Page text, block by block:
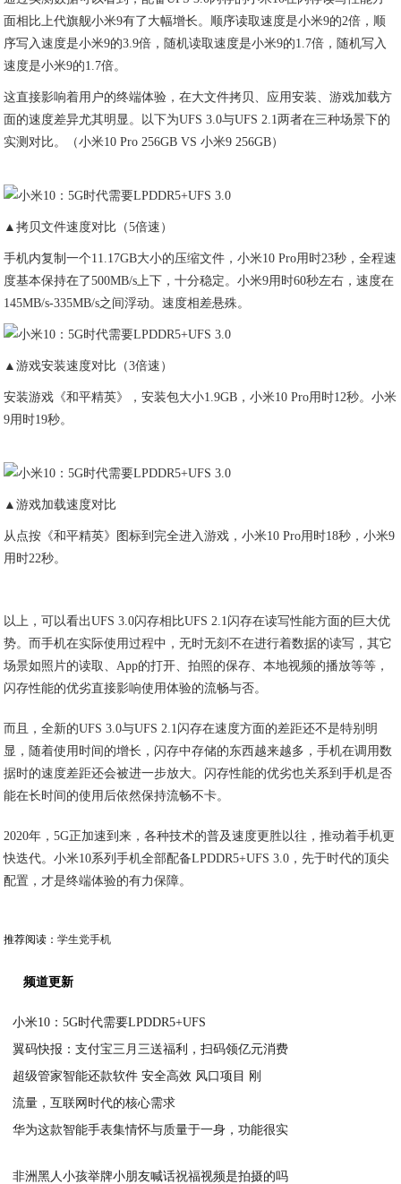
面相比上代旗舰小米9有了大幅增长。顺序读取速度是小米9的2倍，顺
序写入速度是小米9的3.9倍，随机读取速度是小米9的1.7倍，随机写入
速度是小米9的1.7倍。
这直接影响着用户的终端体验，在大文件拷贝、应用安装、游戏加载方
面的速度差异尤其明显。以下为UFS 3.0与UFS 2.1两者在三种场景下的
实测对比。（小米10 Pro 256GB VS 小米9 256GB）
▲拷贝文件速度对比（5倍速）
手机内复制一个11.17GB大小的压缩文件，小米10 Pro用时23秒，全程速
度基本保持在了500MB/s上下，十分稳定。小米9用时60秒左右，速度在
145MB/s-335MB/s之间浮动。速度相差悬殊。
▲游戏安装速度对比（3倍速）
安装游戏《和平精英》，安装包大小1.9GB，小米10 Pro用时12秒。小米
9用时19秒。
▲游戏加载速度对比
从点按《和平精英》图标到完全进入游戏，小米10 Pro用时18秒，小米9
用时22秒。
以上，可以看出UFS 3.0闪存相比UFS 2.1闪存在读写性能方面的巨大优
势。而手机在实际使用过程中，无时无刻不在进行着数据的读写，其它
场景如照片的读取、App的打开、拍照的保存、本地视频的播放等等，
闪存性能的优劣直接影响使用体验的流畅与否。
而且，全新的UFS 3.0与UFS 2.1闪存在速度方面的差距还不是特别明
显，随着使用时间的增长，闪存中存储的东西越来越多，手机在调用数
据时的速度差距还会被进一步放大。闪存性能的优劣也关系到手机是否
能在长时间的使用后依然保持流畅不卡。
2020年，5G正加速到来，各种技术的普及速度更胜以往，推动着手机更
快迭代。小米10系列手机全部配备LPDDR5+UFS 3.0，先于时代的顶尖
配置，才是终端体验的有力保障。​​​​
推荐阅读：学生党手机
频道更新
小米10：5G时代需要LPDDR5+UFS
翼码快报：支付宝三月三送福利，扫码领亿元消费
超级管家智能还款软件 安全高效 风口项目 刚
流量，互联网时代的核心需求
华为这款智能手表集情怀与质量于一身，功能很实
非洲黑人小孩举牌小朋友喊话祝福视频是拍摄的吗